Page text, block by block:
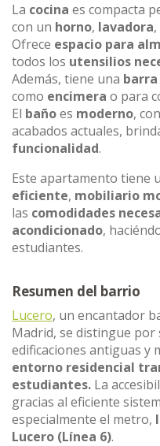
La cocina es compacta
con un horno, lavadora,
Ofrece espacio para
todos los utensilios
Además, tiene una barra
como encimera o para
El bañoes moderno,
acabados actuales,
funcionalidad.
Este apartamento tiene
eficiente, mobiliario
las comodidades
acondicionado,
estudiantes.
Resumen del barrio
Lucero, un encantador
Madrid, se distingue por
edificaciones antiguas y
entorno residencial
estudiantes. La
gracias al eficiente
especialmente el metro,
Lucero (Línea 6).